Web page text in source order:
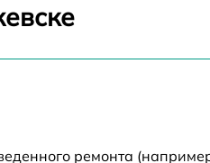
650
ремонта